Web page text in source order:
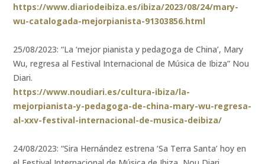
https://www.diariodeibiza.es/ibiza/2023/08/24/mary-
wu-catalogada-mejorpianista-91303856.html
25/08/2023: “La ‘mejor pianista y pedagoga de China’, Mary
Wu, regresa al Festival Internacional de Música de Ibiza” Nou
Diari.
https://www.noudiari.es/cultura-ibiza/la-
mejorpianista-y-pedagoga-de-china-mary-wu-regresa-
al-xxv-festival-internacional-de-musica-deibiza/
24/08/2023: “Sira Hernández estrena ‘Sa Terra Santa’ hoy en